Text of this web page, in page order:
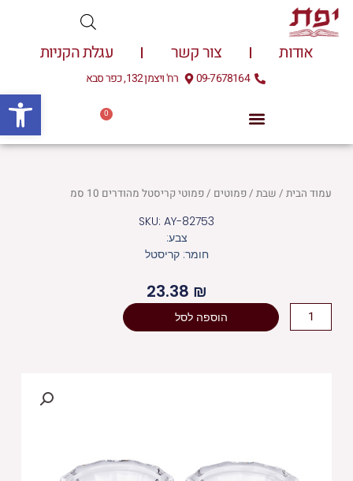
דילוג
לתוכן
אודות צור קשר עגלת הקניות
09-7678164 רח' ויצמן 132, כפר סבא
0
עגלת
עמוד הבית/ שבת/פמוטים / פמוטי קריסטל מהודרים 10 סמ
SKU: AY-82753
צבע:
חומר: קריסטל
23.38 ₪
כמות
של
הוספה לסל